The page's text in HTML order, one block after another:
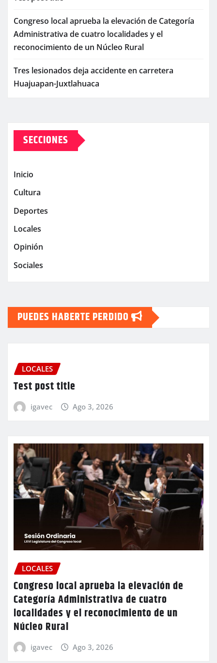
Congreso local aprueba la elevación de Categoría
Administrativa de cuatro localidades y el
reconocimiento de un Núcleo Rural
Tres lesionados deja accidente en carretera
Huajuapan-Juxtlahuaca
SECCIONES
Inicio
Cultura
Deportes
Locales
Opinión
Sociales
PUEDES HABERTE PERDIDO
LOCALES
Test post title
igavec Ago 3, 2026
LOCALES
Congreso local aprueba la elevación de
Categoría Administrativa de cuatro
localidades y el reconocimiento de un
Núcleo Rural
igavec Ago 3, 2026